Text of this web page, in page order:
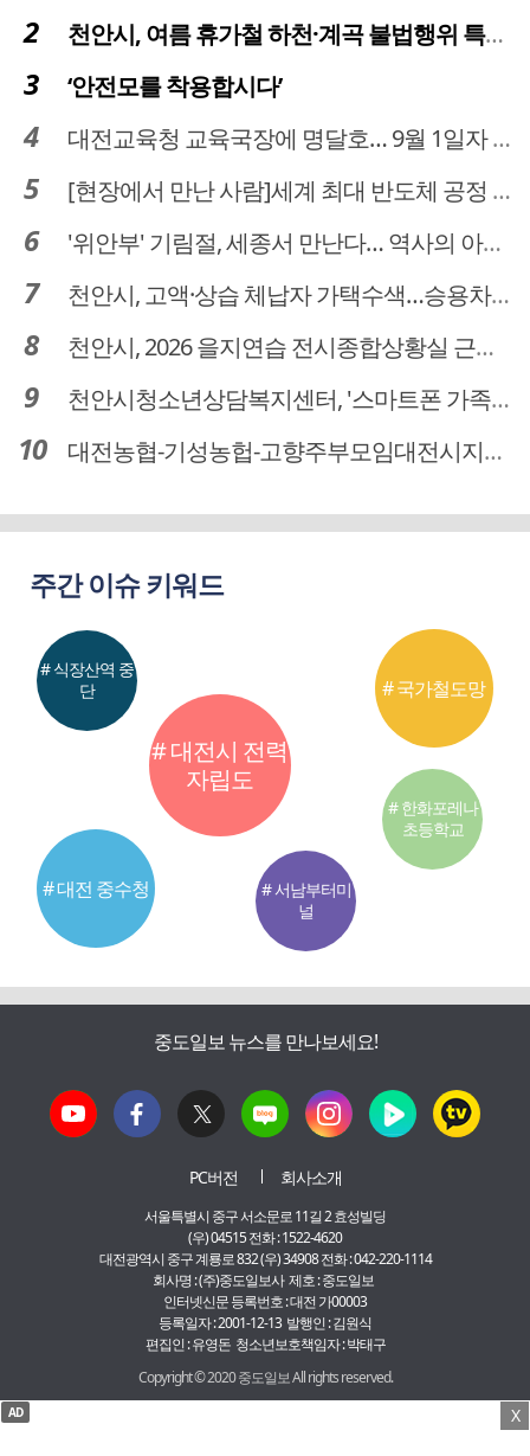
천안시, 여름 휴가철 하천·계곡 불법행위 특별단속
‘안전모를 착용합시다’
대전교육청 교육국장에 명달호… 9월 1일자 181명 인사
[현장에서 만난 사람]세계 최대 반도체 공정 장비 제조 기업 ASML 한종호 매니저
'위안부' 기림절, 세종서 만난다… 역사의 아픔 치유, '평화의 장'
천안시, 고액·상습 체납자 가택수색…승용차 압류·공매 착수
천안시, 2026 을지연습 전시종합상황실 근무자 사전교육
천안시청소년상담복지센터, '스마트폰 가족치유캠프' 운영
대전농협-기성농헙-고향주부모임대전시지회, 이심점심 중식지원 봉사활동
주간 이슈 키워드
# 대전시 전력
자립도
# 대전 중수청
# 국가철도망
# 식장산역 중
단
# 서남부터미
널
# 한화포레나
초등학교
중도일보 뉴스를 만나보세요!
PC버전 회사소개
서울특별시 중구 서소문로 11길 2 효성빌딩
(우) 04515 전화 : 1522-4620
대전광역시 중구 계룡로 832 (우) 34908 전화 : 042-220-1114
회사명 : (주)중도일보사 제호 : 중도일보
인터넷신문 등록번호 : 대전 가00003
등록일자 : 2001-12-13 발행인 : 김원식
편집인 : 유영돈 청소년보호책임자 : 박태구
Copyright © 2020 중도일보 All rights reserved.
X
AD